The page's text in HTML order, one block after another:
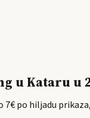
u Kataru u
7€ po hiljadu